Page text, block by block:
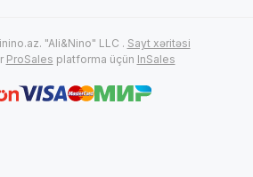
"Ali&Nino" LLC . Sayt xəritəsi
ProSales platforma üçün InSales